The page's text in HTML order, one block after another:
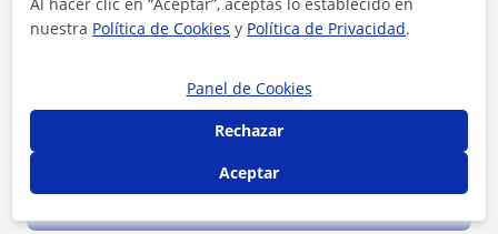
aviso legaly de
Contactar ahora
nuestra Política de Cookies y Política de Privacidad.
Panel de Cookies
Rechazar
Aceptar